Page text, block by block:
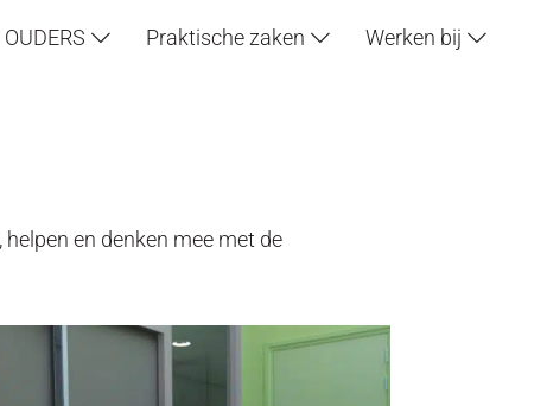
Praktische zaken Werken bij
en denken mee met de